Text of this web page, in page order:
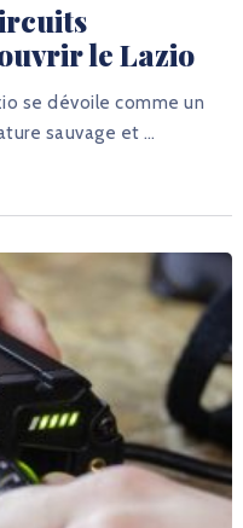
le Lazio
se dévoile comme un
sauvage et …